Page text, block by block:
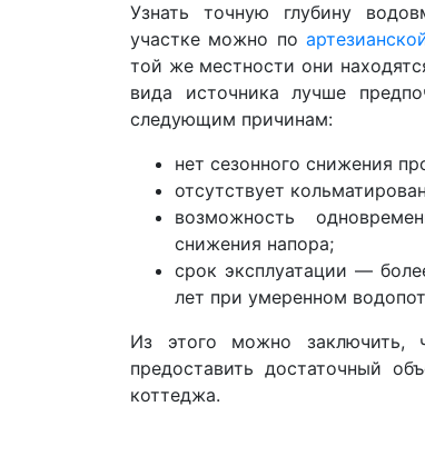
Узнать точную глубину
участке можно по
той же местности они
вида источника лучше
следующим причинам:
нет сезонного снижения
отсутствует
возможность
снижения напора;
срок эксплуатации —
лет при умеренном
Из этого можно заключить,
предоставить достаточный
коттеджа.